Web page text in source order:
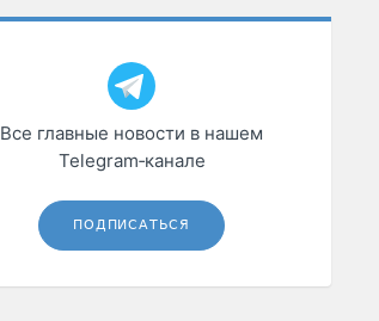
Все главные новости в нашем
Telegram‑канале
ПОДПИСАТЬСЯ